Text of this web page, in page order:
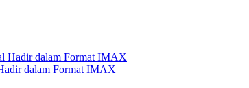
dalam Format IMAX